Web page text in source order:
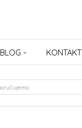
BLOG KONTAKT